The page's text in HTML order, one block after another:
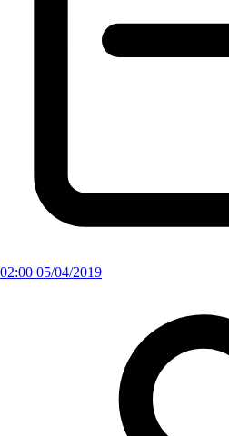
02:00 05/04/2019